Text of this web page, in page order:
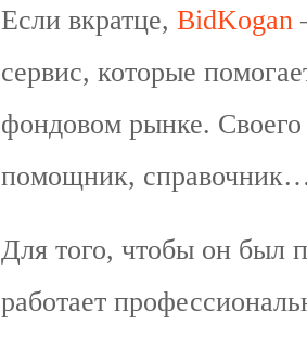
Если вкратце, BidKogan
сервис, которые
фондовом рынке. Своего
помощник,
Для того, чтобы он был
работает